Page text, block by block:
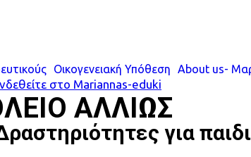
Οικογενειακή Υπόθεση About us-
στο Mariannas-eduki
ΑΛΛΙΩΣ
για